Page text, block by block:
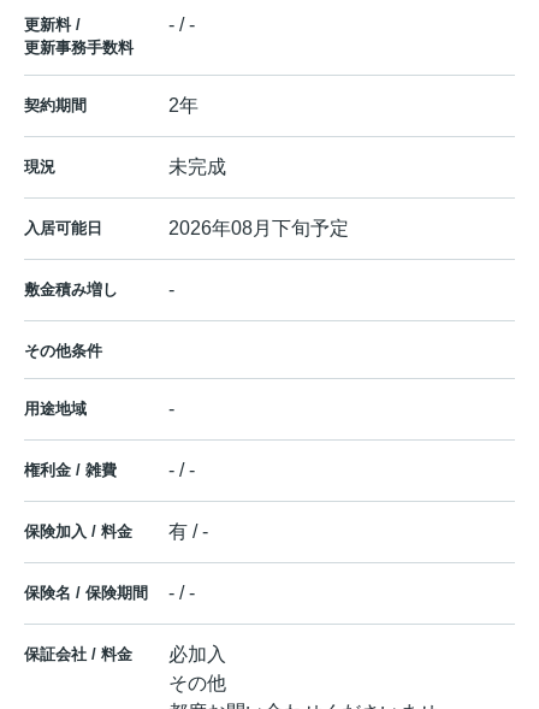
更新料 /
更新事務手数料
- / -
契約期間 2年
現況 未完成
入居可能日 2026年08月下旬予定
敷金積み増し -
その他条件
用途地域 -
権利金 / 雑費 - / -
保険加入 / 料金 有 / -
保険名 / 保険期間 - / -
保証会社 / 料金
必加入
その他